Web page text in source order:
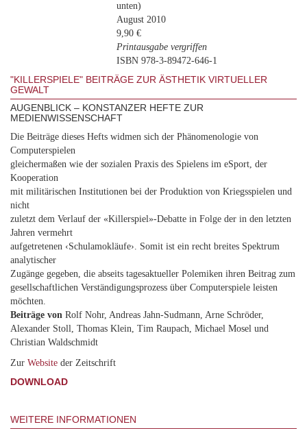
unten)
August 2010
9,90 €
Printausgabe vergriffen
ISBN 978-3-89472-646-1
"KILLERSPIELE" BEITRÄGE ZUR ÄSTHETIK VIRTUELLER
GEWALT
AUGENBLICK – KONSTANZER HEFTE ZUR
MEDIENWISSENSCHAFT
Die Beiträge dieses Hefts widmen sich der Phänomenologie von
Computerspielen
gleichermaßen wie der sozialen Praxis des Spielens im eSport, der
Kooperation
mit militärischen Institutionen bei der Produktion von Kriegsspielen und
nicht
zuletzt dem Verlauf der «Killerspiel»-Debatte in Folge der in den letzten
Jahren vermehrt
aufgetretenen ‹Schulamokläufe›. Somit ist ein recht breites Spektrum
analytischer
Zugänge gegeben, die abseits tagesaktueller Polemiken ihren Beitrag zum
gesellschaftlichen Verständigungsprozess über Computerspiele leisten
möchten.
Beiträge von Rolf Nohr, Andreas Jahn-Sudmann, Arne Schröder,
Alexander Stoll, Thomas Klein, Tim Raupach, Michael Mosel und
Christian Waldschmidt
Zur Website der Zeitschrift
DOWNLOAD
WEITERE INFORMATIONEN